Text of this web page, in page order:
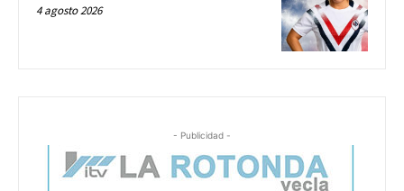
4 agosto 2026
- Publicidad -